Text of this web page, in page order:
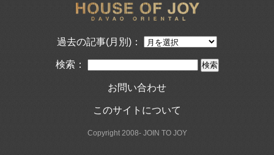
過去の記事(月別)：
検索：
お問い合わせ
このサイトについて
Copyright 2008- JOIN TO JOY